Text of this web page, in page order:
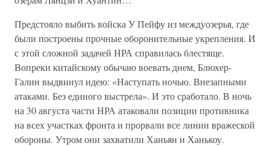
Предстояло выбить войска У Пейфу из междуозерья, где
были построены прочные оборонительные укрепления. И
с этой сложной задачей НРА справилась блестяще.
Вопреки китайскому обычаю воевать днем, Блюхер-
Галин выдвинул идею: «Наступать ночью. Внезапными
атаками. Без единого выстрела». И это сработало. В ночь
на 30 августа части НРА атаковали позиции противника
на всех участках фронта и прорвали все линии вражеской
обороны. Утром они захватили Ханьян и Ханькоу.